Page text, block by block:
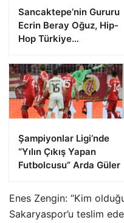
Sancaktepe’nin Gururu
Ecrin Beray Oğuz, Hip-
Hop Türkiye
Zirveye Çıktı
Şampiyonlar Ligi’nde
“Yılın Çıkış Yapan
Futbolcusu” Arda Güler
Enes Zengin: “Kim
Sakaryaspor’u teslim